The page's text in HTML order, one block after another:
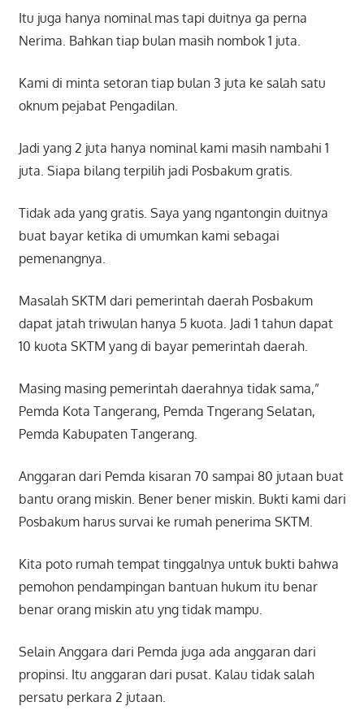
Itu juga hanya nominal mas tapi duitnya ga perna
Nerima. Bahkan tiap bulan masih nombok 1 juta.
Kami di minta setoran tiap bulan 3 juta ke salah satu
oknum pejabat Pengadilan.
Jadi yang 2 juta hanya nominal kami masih nambahi 1
juta. Siapa bilang terpilih jadi Posbakum gratis.
Tidak ada yang gratis. Saya yang ngantongin duitnya
buat bayar ketika di umumkan kami sebagai
pemenangnya.
Masalah SKTM dari pemerintah daerah Posbakum
dapat jatah triwulan hanya 5 kuota. Jadi 1 tahun dapat
10 kuota SKTM yang di bayar pemerintah daerah.
Masing masing pemerintah daerahnya tidak sama,”
Pemda Kota Tangerang, Pemda Tngerang Selatan,
Pemda Kabupaten Tangerang.
Anggaran dari Pemda kisaran 70 sampai 80 jutaan buat
bantu orang miskin. Bener bener miskin. Bukti kami dari
Posbakum harus survai ke rumah penerima SKTM.
Kita poto rumah tempat tinggalnya untuk bukti bahwa
pemohon pendampingan bantuan hukum itu benar
benar orang miskin atu yng tidak mampu.
Selain Anggara dari Pemda juga ada anggaran dari
propinsi. Itu anggaran dari pusat. Kalau tidak salah
persatu perkara 2 jutaan.